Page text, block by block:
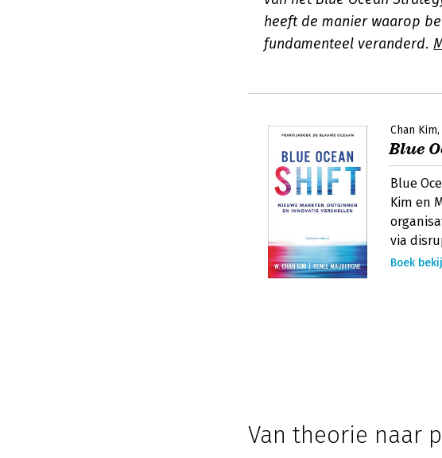
heeft de manier waarop
fundamenteel veranderd.
Chan Kim
Blue
Blue
Kim en
via
Boek
Van theorie naar